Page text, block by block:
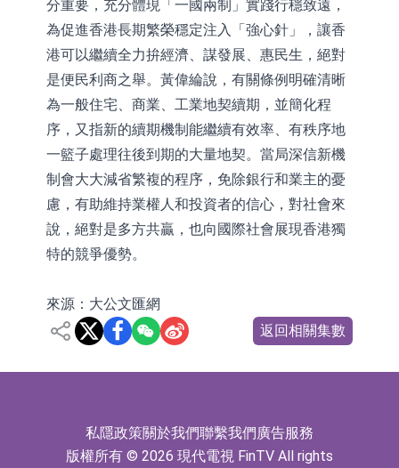
2026年8月12日透過重開進行投標
分重要，充分體現「一國兩制」實踐行穩致遠，
為促進香港長期繁榮穩定注入「強心針」，讓香
港可以繼續全力拚經濟、謀發展、惠民生，絕對
是便民利商之舉。黃偉綸說，有關條例明確清晰
為一般住宅、商業、工業地契續期，並簡化程
序，又指新的續期機制能繼續有效率、有秩序地
一籃子處理往後到期的大量地契。當局深信新機
制會大大減省繁複的程序，免除銀行和業主的憂
慮，有助維持業權人和投資者的信心，對社會來
說，絕對是多方共贏，也向國際社會展現香港獨
特的競爭優勢。
來源：大公文匯網
返回相關集數
私隱政策關於我們聯繫我們廣告服務
版權所有 © 2026 現代電視 FinTV All rights